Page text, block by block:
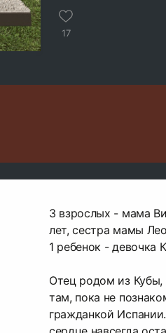
17
3 взрослых - мама
лет, сестра мамы
1 ребенок - девочка
Отец родом из
там, пока не
гражданкой